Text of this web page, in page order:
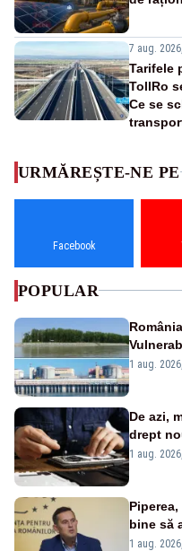
7 aug.
Tarifele
TollRo
Ce se
URMĂREȘTE-NE PE
Facebook
POPULAR
în
1 aug.
De azi,
drept
un
1 aug.
bine să
alertei
1 aug.